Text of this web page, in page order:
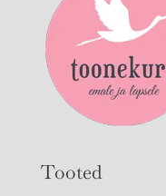
Tooted